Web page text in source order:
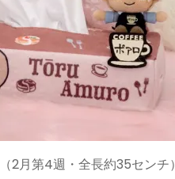
（2月第4週・全長約35センチ）